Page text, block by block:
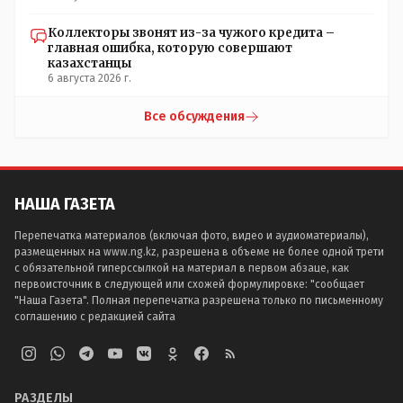
Коллекторы звонят из-за чужого кредита –
главная ошибка, которую совершают
казахстанцы
6 августа 2026 г.
Все обсуждения
НАША ГАЗЕТА
Перепечатка материалов (включая фото, видео и аудиоматериалы),
размещенных на www.ng.kz, разрешена в объеме не более одной трети
с обязательной гиперссылкой на материал в первом абзаце, как
первоисточник в следующей или схожей формулировке: "сообщает
"Наша Газета". Полная перепечатка разрешена только по письменному
соглашению с редакцией сайта
РАЗДЕЛЫ